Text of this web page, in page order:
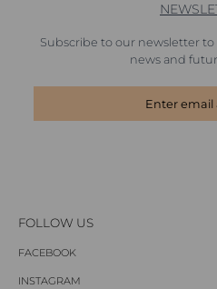
Subscribe to our newsletter
news and
FOLLOW US
FACEBOOK
INSTAGRAM